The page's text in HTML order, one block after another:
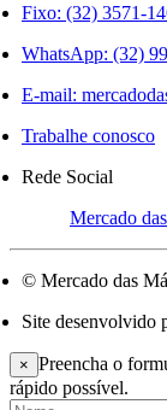
Fixo: (32) 3571-
WhatsApp: (32)
E-mail:
Trabalhe conosco
Rede Social
Mercado
© Mercado das
Site desenvolvido
× Preencha o
rápido possível.